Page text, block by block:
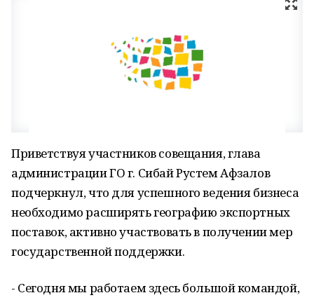
Приветствуя участников совещания, глава
админи­страции ГО г. Сибай Рустем Афзалов
подчеркнул, что для успешного ведения бизнеса
необходимо расширять географию экспортных
поставок, активно участвовать в получении мер
государственной поддержки.
- Сегодня мы работаем здесь большой командой,